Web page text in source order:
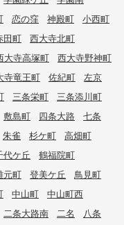
恋の窪 神殿町
小西町
田町
西大寺北町
大寺高塚町
西大寺野神町
寺竜王町 佐紀町
左京
三条栄町
三条添川町
敷島町 四条大路
七条
朱雀 杉ケ町
高畑町
代ケ丘
鶴福院町
元町 登美ケ丘
鳥見町
中山町
中山町西
二条大路南 二名
八条